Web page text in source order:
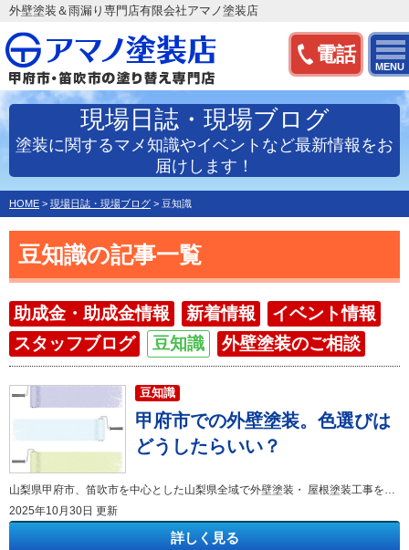
電話
MENU
外壁塗装＆雨漏り専門店有限会社アマノ塗装店
現場日誌・現場ブログ
塗装に関するマメ知識やイベントなど最新情報をお
届けします！
HOME > 現場日誌・現場ブログ > 豆知識
豆知識の記事一覧
助成金・助成金情報 新着情報
イベント情報
スタッフブログ
豆知識 外壁塗装のご相談
甲府市での外壁塗装。色選びは
どうしたらいい？
2025年10月30日 更新
詳しく見る
豆知識